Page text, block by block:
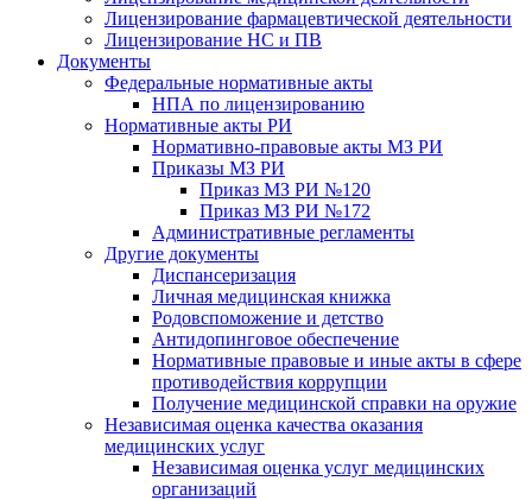
Лицензирование фармацевтической деятельности
Лицензирование НС и ПВ
Документы
Федеральные нормативные акты
НПА по лицензированию
Нормативные акты РИ
Нормативно-правовые акты МЗ РИ
Приказы МЗ РИ
Приказ МЗ РИ №120
Приказ МЗ РИ №172
Административные регламенты
Другие документы
Диспансеризация
Личная медицинская книжка
Родовспоможение и детство
Антидопинговое обеспечение
Нормативные правовые и иные акты в сфере
противодействия коррупции
Получение медицинской справки на оружие
Независимая оценка качества оказания
медицинских услуг
Независимая оценка услуг медицинскиx
организаций